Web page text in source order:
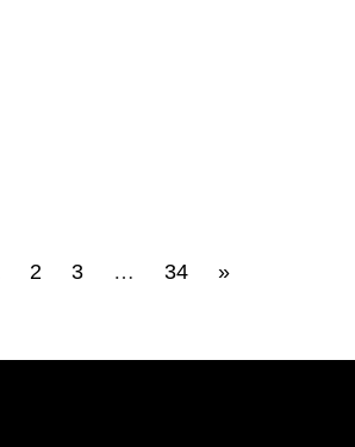
2 3 … 34 »